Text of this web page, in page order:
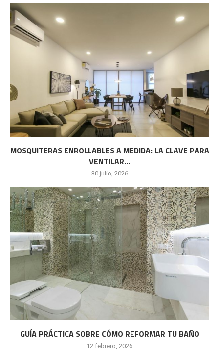
MOSQUITERAS ENROLLABLES A MEDIDA: LA CLAVE PARA
VENTILAR...
30 julio, 2026
GUÍA PRÁCTICA SOBRE CÓMO REFORMAR TU BAÑO
12 febrero, 2026